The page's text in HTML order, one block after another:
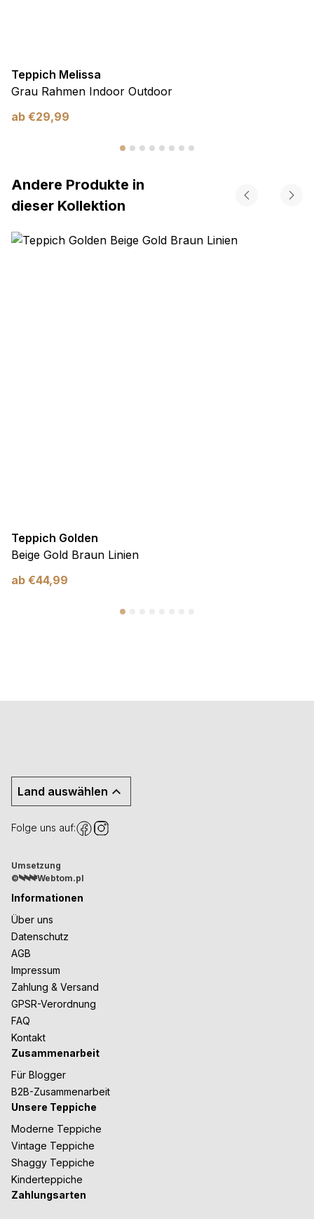
Teppich Melissa
Grau Rahmen Indoor Outdoor
ab €29,99
Andere Produkte in
dieser Kollektion
Teppich Golden
Beige Gold Braun Linien
ab €44,99
Land auswählen
Folge uns auf:
Umsetzung
©
Webtom.pl
Informationen
Über uns
Datenschutz
AGB
Impressum
Zahlung & Versand
GPSR-Verordnung
FAQ
Kontakt
Zusammenarbeit
Für Blogger
B2B-Zusammenarbeit
Unsere Teppiche
Moderne Teppiche
Vintage Teppiche
Shaggy Teppiche
Kinderteppiche
Zahlungsarten